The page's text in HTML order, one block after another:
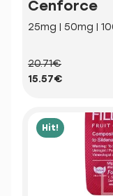
Cenforce
25mg | 50mg |
20.71€
15.57€
Hit!